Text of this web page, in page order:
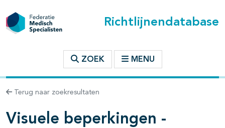
Richtlijnendatabase
ZOEK MENU
Terug naar zoekresultaten
Visuele beperkingen -
openklappen